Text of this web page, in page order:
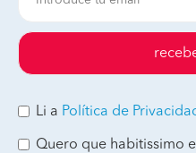
Li a Política de
Quero que habitissimo